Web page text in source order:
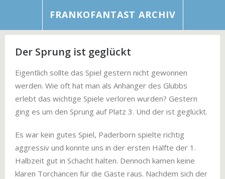
FRANKOFANTAST ARCHIV
Der Sprung ist geglückt
Eigentlich sollte das Spiel gestern nicht gewonnen
werden. Wie oft hat man als Anhänger des Glubbs
erlebt das wichtige Spiele verloren wurden? Gestern
ging es um den Sprung auf Platz 3. Und der ist geglückt.
Es war kein gutes Spiel, Paderborn spielte richtig
aggressiv und konnte uns in der ersten Hälfte der 1.
Halbzeit gut in Schacht halten. Dennoch kamen keine
klaren Torchancen für die Gäste raus. Nachdem sich der